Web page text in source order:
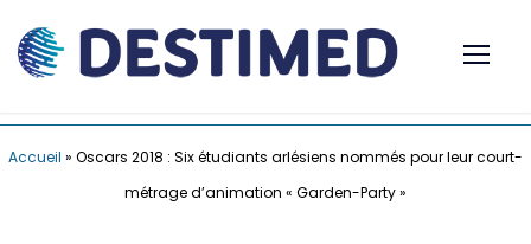
Accueil » Oscars 2018 : Six étudiants arlésiens nommés pour leur court-
métrage d’animation « Garden-Party »